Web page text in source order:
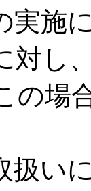
実施
対し
の場
扱い